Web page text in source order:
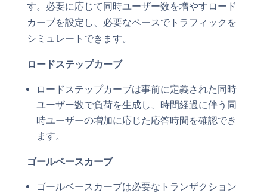
す。必要に応じて同時ユーザー数を増やすロード
カーブを設定し、必要なペースでトラフィックを
シミュレートできます。
ロードステップカーブ
ロードステップカーブは事前に定義された同時
ユーザー数で負荷を生成し、時間経過に伴う同
時ユーザーの増加に応じた応答時間を確認でき
ます。
ゴールベースカーブ
ゴールベースカーブは必要なトランザクション